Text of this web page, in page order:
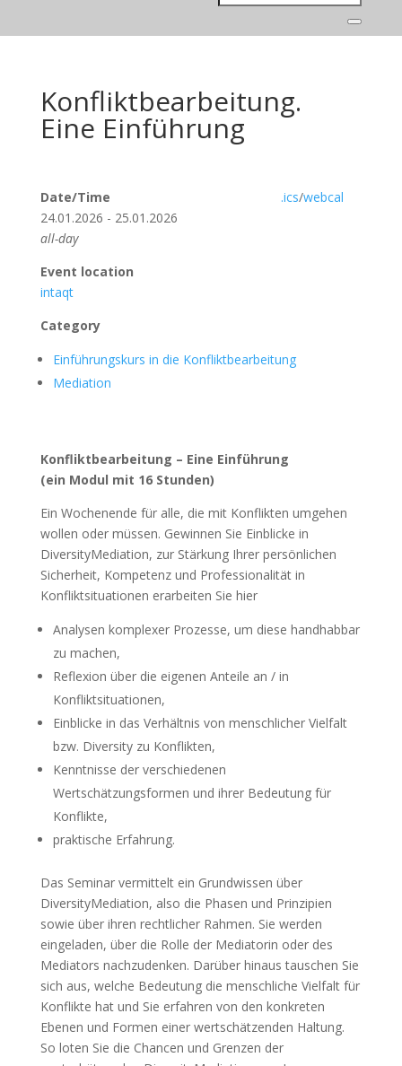
Konfliktbearbeitung.
Eine Einführung
.ics/webcal
Date/Time
24.01.2026 - 25.01.2026
all-day
Event location
intaqt
Category
Einführungskurs in die Konfliktbearbeitung
Mediation
Konfliktbearbeitung – Eine Einführung
(ein Modul mit 16 Stunden)
Ein Wochenende für alle, die mit Konflikten umgehen
wollen oder müssen. Gewinnen Sie Einblicke in
DiversityMediation, zur Stärkung Ihrer persönlichen
Sicherheit, Kompetenz und Professionalität in
Konfliktsituationen erarbeiten Sie hier
Analysen komplexer Prozesse, um diese handhabbar
zu machen,
Reflexion über die eigenen Anteile an / in
Konfliktsituationen,
Einblicke in das Verhältnis von menschlicher Vielfalt
bzw. Diversity zu Konflikten,
Kenntnisse der verschiedenen
Wertschätzungsformen und ihrer Bedeutung für
Konflikte,
praktische Erfahrung.
Das Seminar vermittelt ein Grundwissen über
DiversityMediation, also die Phasen und Prinzipien
sowie über ihren rechtlicher Rahmen. Sie werden
eingeladen, über die Rolle der Mediatorin oder des
Mediators nachzudenken. Darüber hinaus tauschen Sie
sich aus, welche Bedeutung die menschliche Vielfalt für
Konflikte hat und Sie erfahren von den konkreten
Ebenen und Formen einer wertschätzenden Haltung.
So loten Sie die Chancen und Grenzen der